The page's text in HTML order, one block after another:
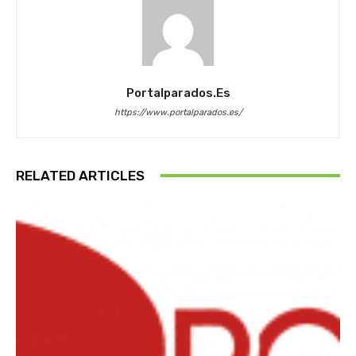
Portalparados.es
https://www.portalparados.es/
RELATED ARTICLES